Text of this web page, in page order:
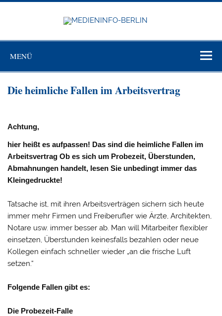
Zum
MENÜ
Die heimliche Fallen im Arbeitsvertrag
Achtung,
hier heißt es aufpassen! Das sind die heimliche Fallen im
Arbeitsvertrag Ob es sich um Probezeit, Überstunden,
Abmahnungen handelt, lesen Sie unbedingt immer das
Kleingedruckte!
Tatsache ist, mit ihren Arbeitsverträgen sichern sich heute
immer mehr Firmen und Freiberufler wie Ärzte, Architekten,
Notare usw. immer besser ab. Man will Mitarbeiter flexibler
einsetzen, Überstunden keinesfalls bezahlen oder neue
Kollegen einfach schneller wieder „an die frische Luft
setzen.“
Folgende Fallen gibt es:
Die Probezeit-Falle